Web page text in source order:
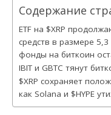
Содержание
ETF на $XRP
средств в размере
фонды на биткоин
IBIT и GBTC тянут
$XRP сохраняет
как Solana и $HYPE